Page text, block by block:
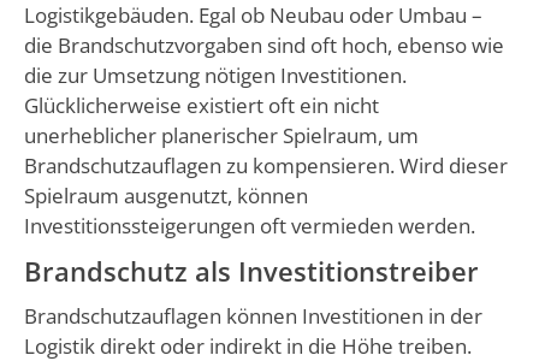
Logistikgebäuden. Egal ob Neubau oder Umbau –
die Brandschutzvorgaben sind oft hoch, ebenso wie
die zur Umsetzung nötigen Investitionen.
Glücklicherweise existiert oft ein nicht
unerheblicher planerischer Spielraum, um
Brandschutzauflagen zu kompensieren. Wird dieser
Spielraum ausgenutzt, können
Investitionssteigerungen oft vermieden werden.
Brandschutz als Investitionstreiber
Brandschutzauflagen können Investitionen in der
Logistik direkt oder indirekt in die Höhe treiben.